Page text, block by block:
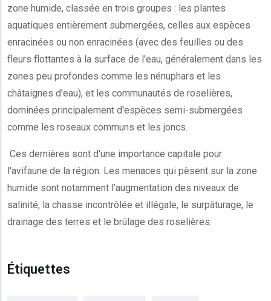
zone humide, classée en trois groupes : les plantes
aquatiques entièrement submergées, celles aux espèces
enracinées ou non enracinées (avec des feuilles ou des
fleurs flottantes à la surface de l'eau, généralement dans les
zones peu profondes comme les nénuphars et les
châtaignes d'eau), et les communautés de roselières,
dominées principalement d'espèces semi-submergées
comme les roseaux communs et les joncs.
Ces dernières sont d'une importance capitale pour
l'avifaune de la région. Les menaces qui pèsent sur la zone
humide sont notamment l’augmentation des niveaux de
salinité, la chasse incontrôlée et illégale, le surpâturage, le
drainage des terres et le brûlage des roselières.
Étiquettes